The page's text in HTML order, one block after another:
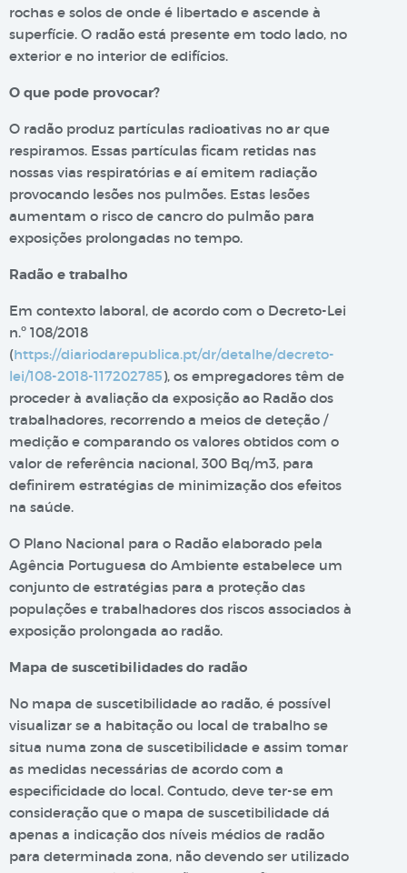
rochas e solos de onde é libertado e ascende à
superfície. O radão está presente em todo lado, no
exterior e no interior de edifícios.
O que pode provocar?
O radão produz partículas radioativas no ar que
respiramos. Essas partículas ficam retidas nas
nossas vias respiratórias e aí emitem radiação
provocando lesões nos pulmões. Estas lesões
aumentam o risco de cancro do pulmão para
exposições prolongadas no tempo.
Radão e trabalho
Em contexto laboral, de acordo com o Decreto-Lei
n.º 108/2018
(https://diariodarepublica.pt/dr/detalhe/decreto-
lei/108-2018-117202785), os empregadores têm de
proceder à avaliação da exposição ao Radão dos
trabalhadores, recorrendo a meios de deteção /
medição e comparando os valores obtidos com o
valor de referência nacional, 300 Bq/m3, para
definirem estratégias de minimização dos efeitos
na saúde.
O Plano Nacional para o Radão elaborado pela
Agência Portuguesa do Ambiente estabelece um
conjunto de estratégias para a proteção das
populações e trabalhadores dos riscos associados à
exposição prolongada ao radão.
Mapa de suscetibilidades do radão
No mapa de suscetibilidade ao radão, é possível
visualizar se a habitação ou local de trabalho se
situa numa zona de suscetibilidade e assim tomar
as medidas necessárias de acordo com a
especificidade do local. Contudo, deve ter-se em
consideração que o mapa de suscetibilidade dá
apenas a indicação dos níveis médios de radão
para determinada zona, não devendo ser utilizado